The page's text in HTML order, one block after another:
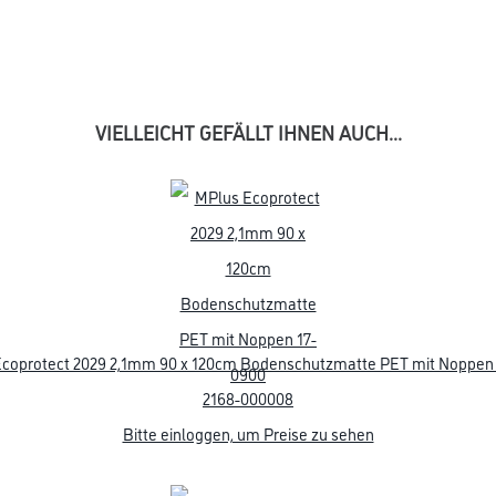
VIELLEICHT GEFÄLLT IHNEN AUCH...
2029 2,1mm 90 x 120cm Bodenschutzmatte PET mit
2168-000008
Bitte einloggen, um Preise zu sehen